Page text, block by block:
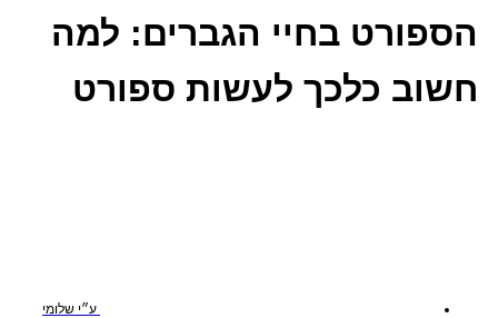
הספורט בחיי הגברים: למה
חשוב כלכך לעשות ספורט
ע״י שלומי